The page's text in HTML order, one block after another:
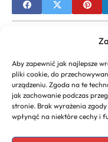
Aby zapewnić jak najlepsze
pliki cookie, do
urządzeniu. Zgoda na te
jak zachowanie podczas
stronie. Brak wyrażenia
wpłynąć na niektóre cechy i
Kalkulator
VAT Brutto-
Kalkulator